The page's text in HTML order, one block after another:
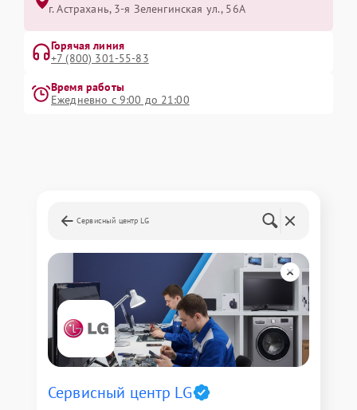
г. Астрахань, 3-я Зеленгинская ул., 56А
Горячая линия
+7 (800) 301-55-83
Время работы
Ежедневно с 9:00 до 21:00
Сервисный центр LG
Сервисный центр LG